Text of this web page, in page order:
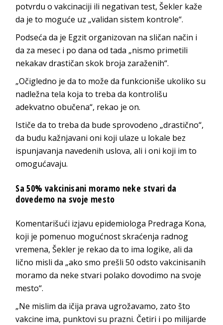
potvrdu o vakcinaciji ili negativan test, Šekler kaže
da je to moguće uz „validan sistem kontrole“.
Podseća da je Egzit organizovan na sličan način i
da za mesec i po dana od tada „nismo primetili
nekakav drastičan skok broja zaraženih“.
„Očigledno je da to može da funkcioniše ukoliko su
nadležna tela koja to treba da kontrolišu
adekvatno obučena“, rekao je on.
Ističe da to treba da bude sprovodeno „drastično“,
da budu kažnjavani oni koji ulaze u lokale bez
ispunjavanja navedenih uslova, ali i oni koji im to
omogućavaju.
Sa 50% vakcinisani moramo neke stvari da
dovedemo na svoje mesto
Komentarišući izjavu epidemiologa Predraga Kona,
koji je pomenuo mogućnost skraćenja radnog
vremena, Šekler je rekao da to ima logike, ali da
lično misli da „ako smo prešli 50 odsto vakcinisanih
moramo da neke stvari polako dovodimo na svoje
mesto“.
„Ne mislim da ičija prava ugrožavamo, zato što
vakcine ima, punktovi su prazni. Četiri i po milijarde